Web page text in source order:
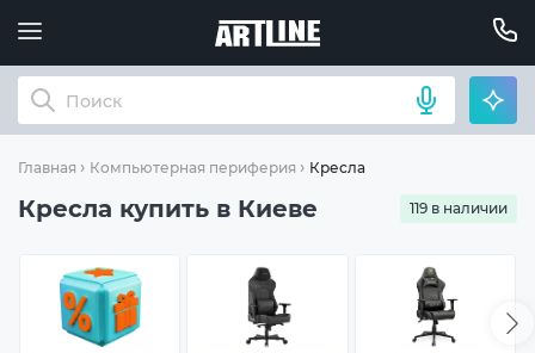
Главная Компьютерная периферия Кресла
Кресла купить в Киеве 119 в наличии